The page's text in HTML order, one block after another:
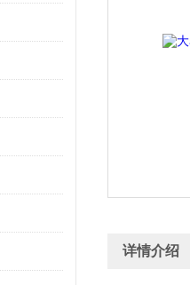
详情介绍